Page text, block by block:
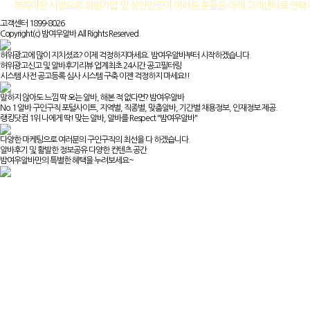
부득이한 사정으로 회원가입 및 성인인증이 어려운 분들은 아래 고객센터로 연락
고객센터 1899-8026
Copyright(c) 밤여우알바 All Rights Reserved.
허위광고에 많이 지치셨죠? 이제 걱정하지마세요. 밤여우알바부터 시작하겠습니다.
허위광고신고 및 알바후기리뷰 업계최초 24시간 공고필터링
시스템 사전 공고등록 심사 시스템 구축 이젠 걱정하지 마세요!!
말하지 않아도 느낌 딱 오는 알바, 해본 적 없다면? 밤여우알바
No.1 알바 구인구직 포털사이트, 지역별, 직종별, 맞춤알바, 기간별 채용정보, 인재정보 제공.
랭킹닷컴 1위 나에게 딱! 맞는 알바, 알바를 Respect "밤여우알바"
다양한 마케팅으로 여러분의 구인구직의 최선을 다 하겠습니다.
알바후기 및 활발한 정보공유 다양한 컨텐츠 공간
밤여우알바만의 특별한 혜택을 누려보세요~